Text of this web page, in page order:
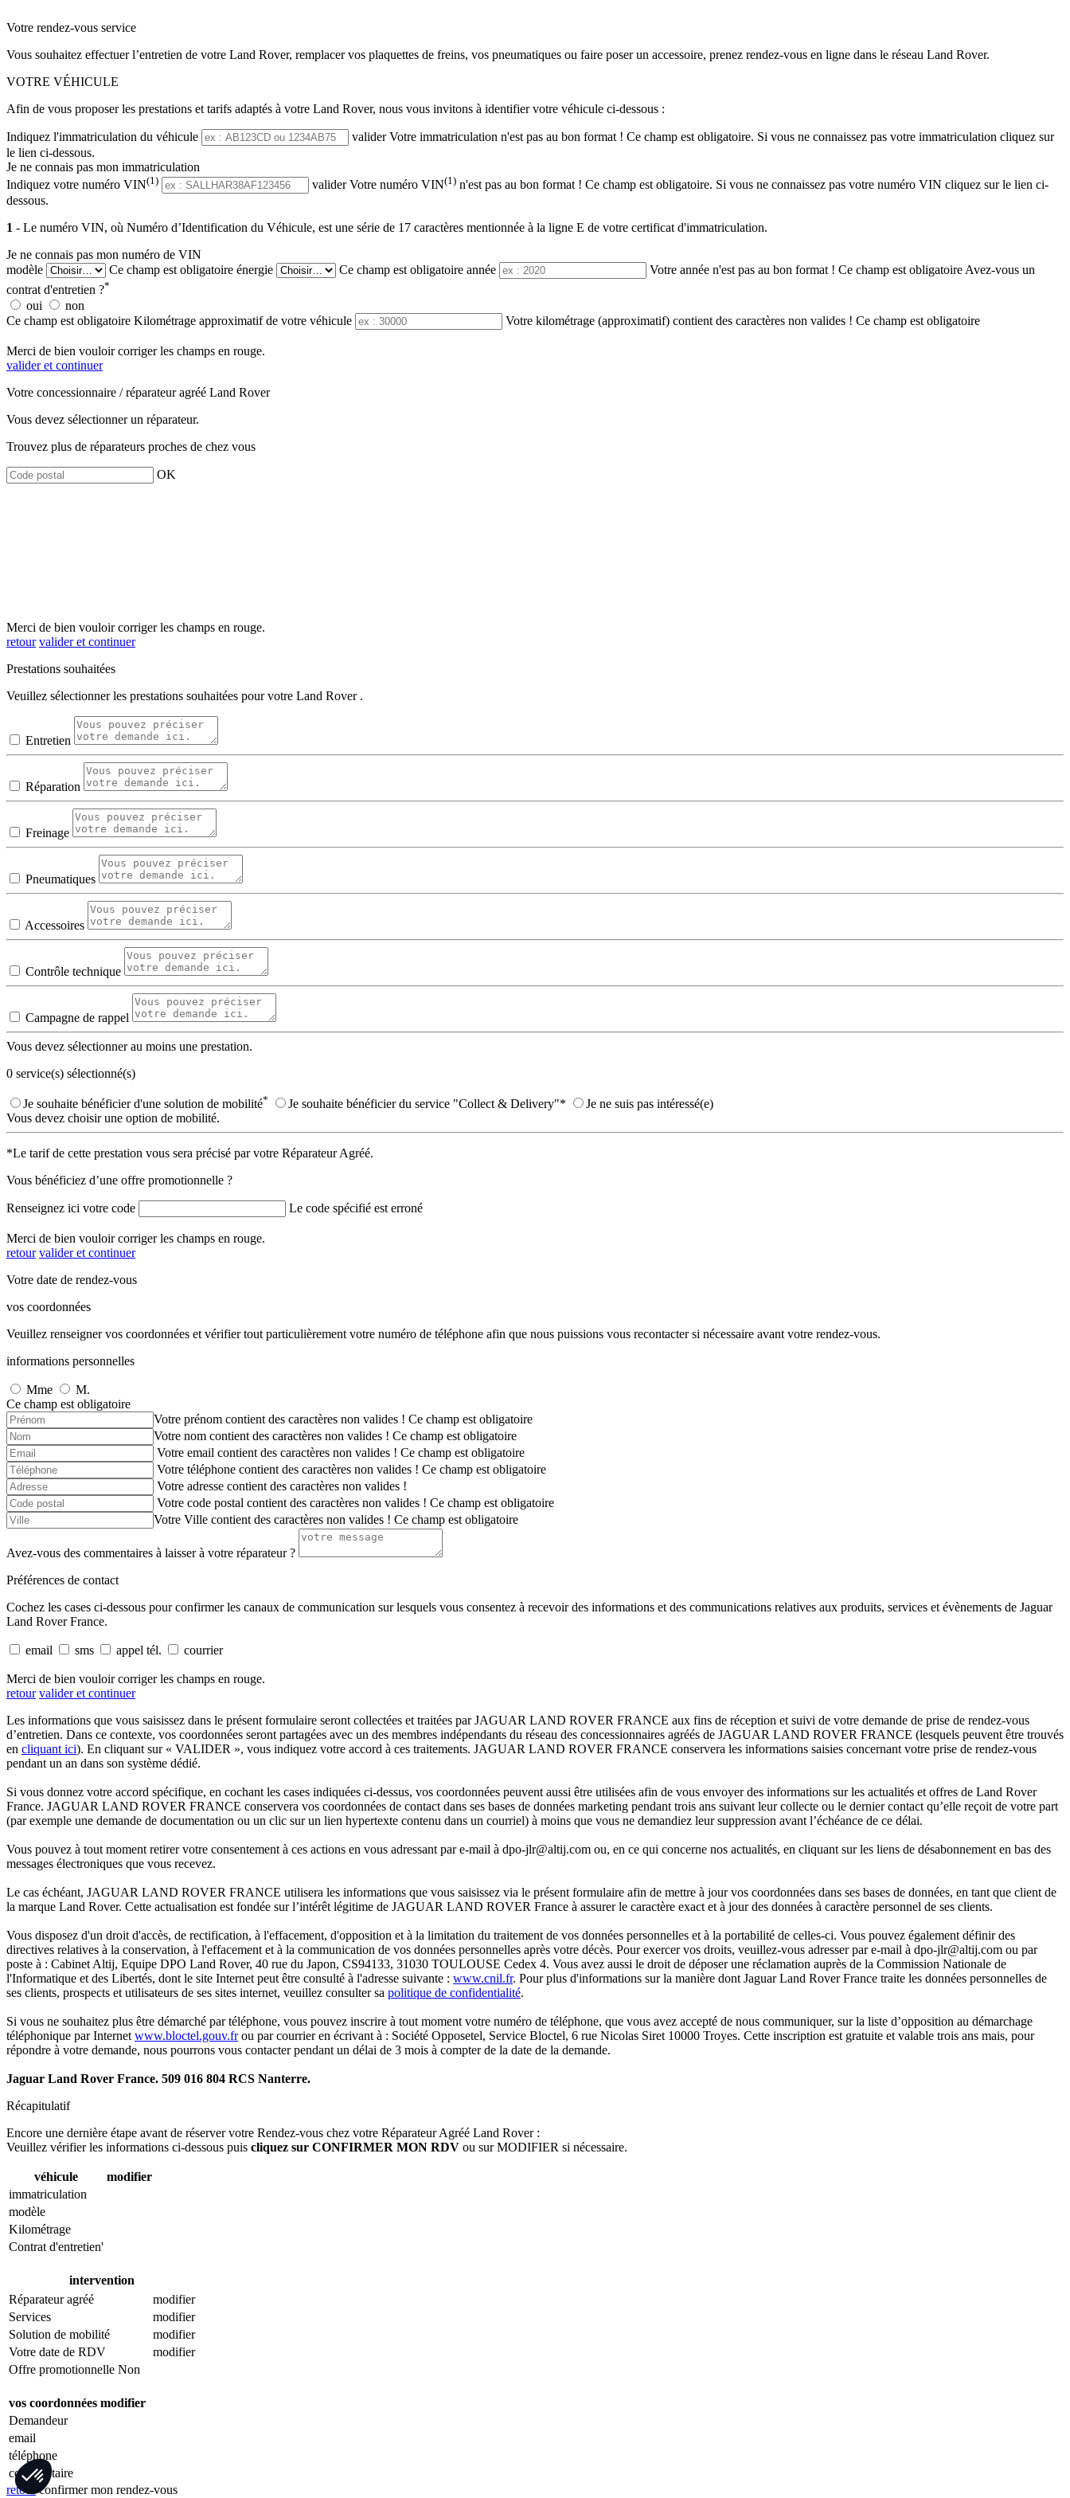
Axeptio consent
Plateforme de Gestion du Consentement : Personnalisez vos Options
Notre plateforme vous permet d'adapter et de gérer vos paramètres de confidentialité, en garantissant la conformité avec les réglementations. Personnalisez vos préférences pour
Votre rendez-vous service
Vous souhaitez effectuer l’entretien de votre Land Rover, remplacer vos plaquettes de freins, vos pneumatiques ou faire poser un accessoire, prenez rendez-vous en ligne dans le réseau Land Rover.
VOTRE VÉHICULE
Afin de vous proposer les prestations et tarifs adaptés à votre Land Rover, nous vous invitons à identifier votre véhicule ci-dessous :
Indiquez l'immatriculation du véhicule valider Votre immatriculation n'est pas au bon format ! Ce champ est obligatoire. Si vous ne connaissez pas votre immatriculation cliquez sur
le lien ci-dessous.
Je ne connais pas mon immatriculation
Indiquez votre numéro VIN(1) valider Votre numéro VIN(1) n'est pas au bon format ! Ce champ est obligatoire. Si vous ne connaissez pas votre numéro VIN cliquez sur le lien ci-
dessous.
1 - Le numéro VIN, où Numéro d’Identification du Véhicule, est une série de 17 caractères mentionnée à la ligne E de votre certificat d'immatriculation.
Je ne connais pas mon numéro de VIN
modèle
Ce champ est obligatoire énergie Ce champ est obligatoire année Votre année n'est pas au bon format ! Ce champ est obligatoire Avez-vous un
contrat d'entretien ?*
oui
non
Ce champ est obligatoire Kilométrage approximatif de votre véhicule Votre kilométrage (approximatif) contient des caractères non valides ! Ce champ est obligatoire
Merci de bien vouloir corriger les champs en rouge.
valider et continuer
Votre concessionnaire / réparateur agréé Land Rover
Vous devez sélectionner un réparateur.
Trouvez plus de réparateurs proches de chez vous
OK
Merci de bien vouloir corriger les champs en rouge.
retour valider et continuer
Prestations souhaitées
Veuillez sélectionner les prestations souhaitées pour votre Land Rover .
Entretien
Réparation
Freinage
Pneumatiques
Accessoires
Contrôle technique
Campagne de rappel
Vous devez sélectionner au moins une prestation.
0 service(s) sélectionné(s)
Je souhaite bénéficier d'une solution de mobilité* Je souhaite bénéficier du service "Collect & Delivery"*
Je ne suis pas intéressé(e)
Vous devez choisir une option de mobilité.
*Le tarif de cette prestation vous sera précisé par votre Réparateur Agréé.
Vous bénéficiez d’une offre promotionnelle ?
Renseignez ici votre code Le code spécifié est erroné
Merci de bien vouloir corriger les champs en rouge.
retour valider et continuer
Votre date de rendez-vous
vos coordonnées
Veuillez renseigner vos coordonnées et vérifier tout particulièrement votre numéro de téléphone afin que nous puissions vous recontacter si nécessaire avant votre rendez-vous.
informations personnelles
Mme
M.
Ce champ est obligatoire
Votre prénom contient des caractères non valides ! Ce champ est obligatoire
Votre nom contient des caractères non valides ! Ce champ est obligatoire
Votre email contient des caractères non valides ! Ce champ est obligatoire
Votre téléphone contient des caractères non valides ! Ce champ est obligatoire
Votre adresse contient des caractères non valides !
Votre code postal contient des caractères non valides ! Ce champ est obligatoire
Votre Ville contient des caractères non valides ! Ce champ est obligatoire
Avez-vous des commentaires à laisser à votre réparateur ?
Préférences de contact
Cochez les cases ci-dessous pour confirmer les canaux de communication sur lesquels vous consentez à recevoir des informations et des communications relatives aux produits, services et évènements de Jaguar
Land Rover France.
email sms appel tél. courrier
Merci de bien vouloir corriger les champs en rouge.
retour valider et continuer
Les informations que vous saisissez dans le présent formulaire seront collectées et traitées par JAGUAR LAND ROVER FRANCE aux fins de réception et suivi de votre demande de prise de rendez-vous
d’entretien. Dans ce contexte, vos coordonnées seront partagées avec un des membres indépendants du réseau des concessionnaires agréés de JAGUAR LAND ROVER FRANCE (lesquels peuvent être trouvés
en cliquant ici). En cliquant sur « VALIDER », vous indiquez votre accord à ces traitements. JAGUAR LAND ROVER FRANCE conservera les informations saisies concernant votre prise de rendez-vous
pendant un an dans son système dédié.
Si vous donnez votre accord spécifique, en cochant les cases indiquées ci-dessus, vos coordonnées peuvent aussi être utilisées afin de vous envoyer des informations sur les actualités et offres de Land Rover
France. JAGUAR LAND ROVER FRANCE conservera vos coordonnées de contact dans ses bases de données marketing pendant trois ans suivant leur collecte ou le dernier contact qu’elle reçoit de votre part
(par exemple une demande de documentation ou un clic sur un lien hypertexte contenu dans un courriel) à moins que vous ne demandiez leur suppression avant l’échéance de ce délai.
Vous pouvez à tout moment retirer votre consentement à ces actions en vous adressant par e-mail à dpo-jlr@altij.com ou, en ce qui concerne nos actualités, en cliquant sur les liens de désabonnement en bas des
messages électroniques que vous recevez.
Le cas échéant, JAGUAR LAND ROVER FRANCE utilisera les informations que vous saisissez via le présent formulaire afin de mettre à jour vos coordonnées dans ses bases de données, en tant que client de
la marque Land Rover. Cette actualisation est fondée sur l’intérêt légitime de JAGUAR LAND ROVER France à assurer le caractère exact et à jour des données à caractère personnel de ses clients.
Vous disposez d'un droit d'accès, de rectification, à l'effacement, d'opposition et à la limitation du traitement de vos données personnelles et à la portabilité de celles-ci. Vous pouvez également définir des
directives relatives à la conservation, à l'effacement et à la communication de vos données personnelles après votre décès. Pour exercer vos droits, veuillez-vous adresser par e-mail à dpo-jlr@altij.com ou par
poste à : Cabinet Altij, Equipe DPO Land Rover, 40 rue du Japon, CS94133, 31030 TOULOUSE Cedex 4. Vous avez aussi le droit de déposer une réclamation auprès de la Commission Nationale de
l'Informatique et des Libertés, dont le site Internet peut être consulté à l'adresse suivante : www.cnil.fr. Pour plus d'informations sur la manière dont Jaguar Land Rover France traite les données personnelles de
ses clients, prospects et utilisateurs de ses sites internet, veuillez consulter sa politique de confidentialité.
Si vous ne souhaitez plus être démarché par téléphone, vous pouvez inscrire à tout moment votre numéro de téléphone, que vous avez accepté de nous communiquer, sur la liste d’opposition au démarchage
téléphonique par Internet www.bloctel.gouv.frou par courrier en écrivant à : Société Opposetel, Service Bloctel, 6 rue Nicolas Siret 10000 Troyes. Cette inscription est gratuite et valable trois ans mais, pour
répondre à votre demande, nous pourrons vous contacter pendant un délai de 3 mois à compter de la date de la demande.
Jaguar Land Rover France. 509 016 804 RCS Nanterre.
Récapitulatif
Encore une dernière étape avant de réserver votre Rendez-vous chez votre Réparateur Agréé Land Rover :
Veuillez vérifier les informations ci-dessous puis cliquez sur CONFIRMER MON RDV ou sur MODIFIER si nécessaire.
véhicule
modifier
immatriculation
modèle
Kilométrage
Contrat d'entretien'
intervention
Réparateur agréé
modifier
Services
modifier
Solution de mobilité
modifier
Votre date de RDV
modifier
Offre promotionnelle Non
vos coordonnées modifier
Demandeur
email
téléphone
commentaire
retour
confirmer mon rendez-vous